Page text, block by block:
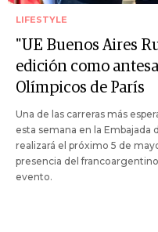
LIFESTYLE
"UE Buenos Aires
edición como
Olímpicos de París
Una de las carreras más
esta semana en la Embajada
realizará el próximo 5 de
presencia del
evento.